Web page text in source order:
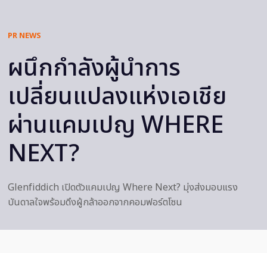
PR NEWS
ผนึกกำลังผู้นำการ
เปลี่ยนแปลงแห่งเอเชีย
ผ่านแคมเปญ WHERE
NEXT?
Glenfiddich เปิดตัวแคมเปญ Where Next? มุ่งส่งมอบแรง
บันดาลใจพร้อมดึงผู้กล้าออกจากคอมฟอร์ตโซน